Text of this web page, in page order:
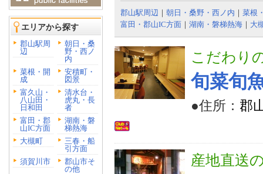
エリアから探す
郡山駅周
辺
朝日・桑
野・西ノ
内
菜根・開
成
安積町・
図景
富久山・
八山田・
日和田
清水台・
虎丸・長
者
富田・郡
山IC方面
湖南・磐
梯熱海
大槻町
三春・船
引方面
須賀川市
郡山市そ
の他
郡山駅周辺 ｜ 朝日・桑野・西ノ内 ｜ 菜根
富田・郡山IC方面 ｜ 湖南・磐梯熱海 ｜ 大
こだわり
旬菜旬
●住所： 郡
産地直送